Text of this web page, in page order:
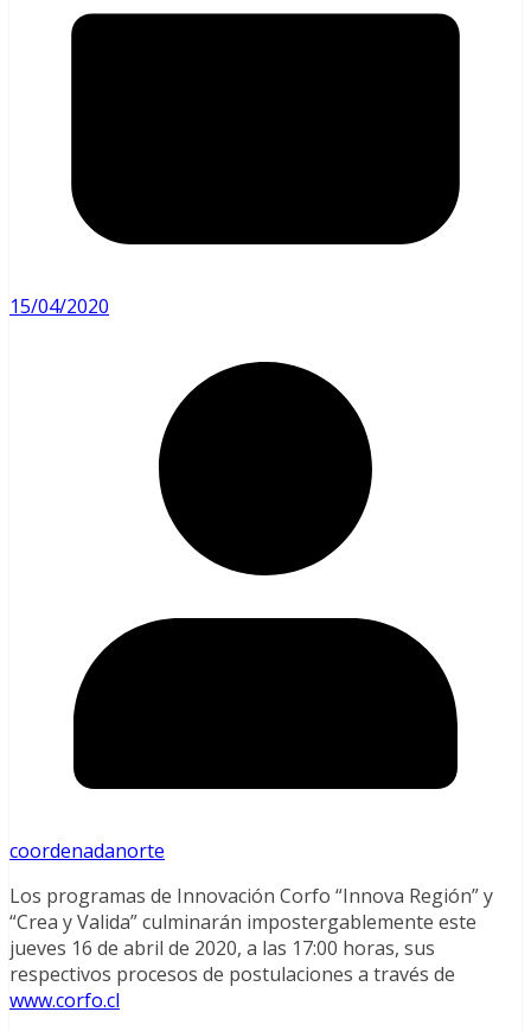
15/04/2020
coordenadanorte
Los programas de Innovación Corfo “Innova Región” y
“Crea y Valida” culminarán impostergablemente este
jueves 16 de abril de 2020, a las 17:00 horas, sus
respectivos procesos de postulaciones a través de
www.corfo.cl